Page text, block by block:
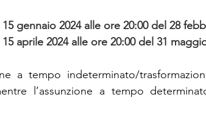
gennaio 2024 alle ore 20:00 del 28
aprile 2024 alle ore 20:00 del 31
a tempo indeterminato/
l’assunzione a tempo